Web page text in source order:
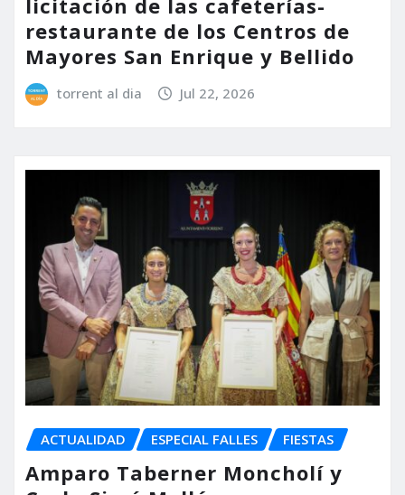
restaurante de los Centros de
Mayores San Enrique y Bellido
torrent al dia Jul 22, 2026
ACTUALIDAD ESPECIAL FALLES FIESTAS
Amparo Taberner Moncholí y